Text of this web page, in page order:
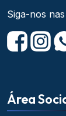
Siga-nos
Área